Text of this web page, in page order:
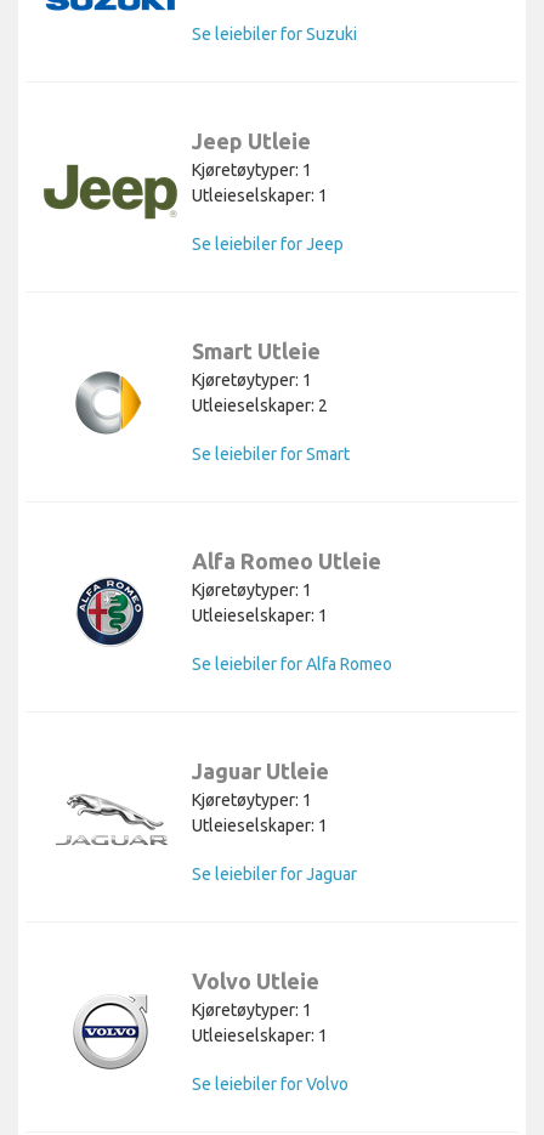
Se leiebiler for Suzuki
Jeep Utleie
Kjøretøytyper: 1
Utleieselskaper: 1
Se leiebiler for Jeep
Smart Utleie
Kjøretøytyper: 1
Utleieselskaper: 2
Se leiebiler for Smart
Alfa Romeo Utleie
Kjøretøytyper: 1
Utleieselskaper: 1
Se leiebiler for Alfa Romeo
Jaguar Utleie
Kjøretøytyper: 1
Utleieselskaper: 1
Se leiebiler for Jaguar
Volvo Utleie
Kjøretøytyper: 1
Utleieselskaper: 1
Se leiebiler for Volvo